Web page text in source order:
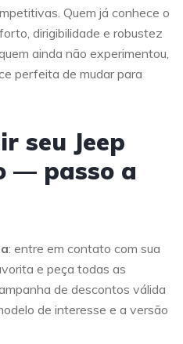
Quem já conhece o
dirigibilidade e robustez
ainda não experimentou,
perfeita de mudar para
seu Jeep
— passo a
: entre em contato com sua
e peça todas as
de descontos válida
de interesse e a versão